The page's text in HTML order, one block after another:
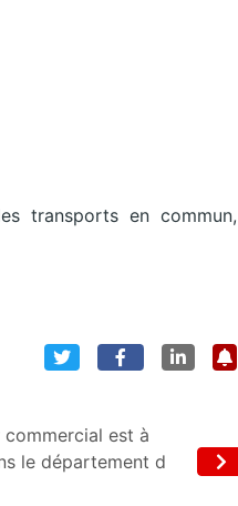
transports en commun,
est à
le département d